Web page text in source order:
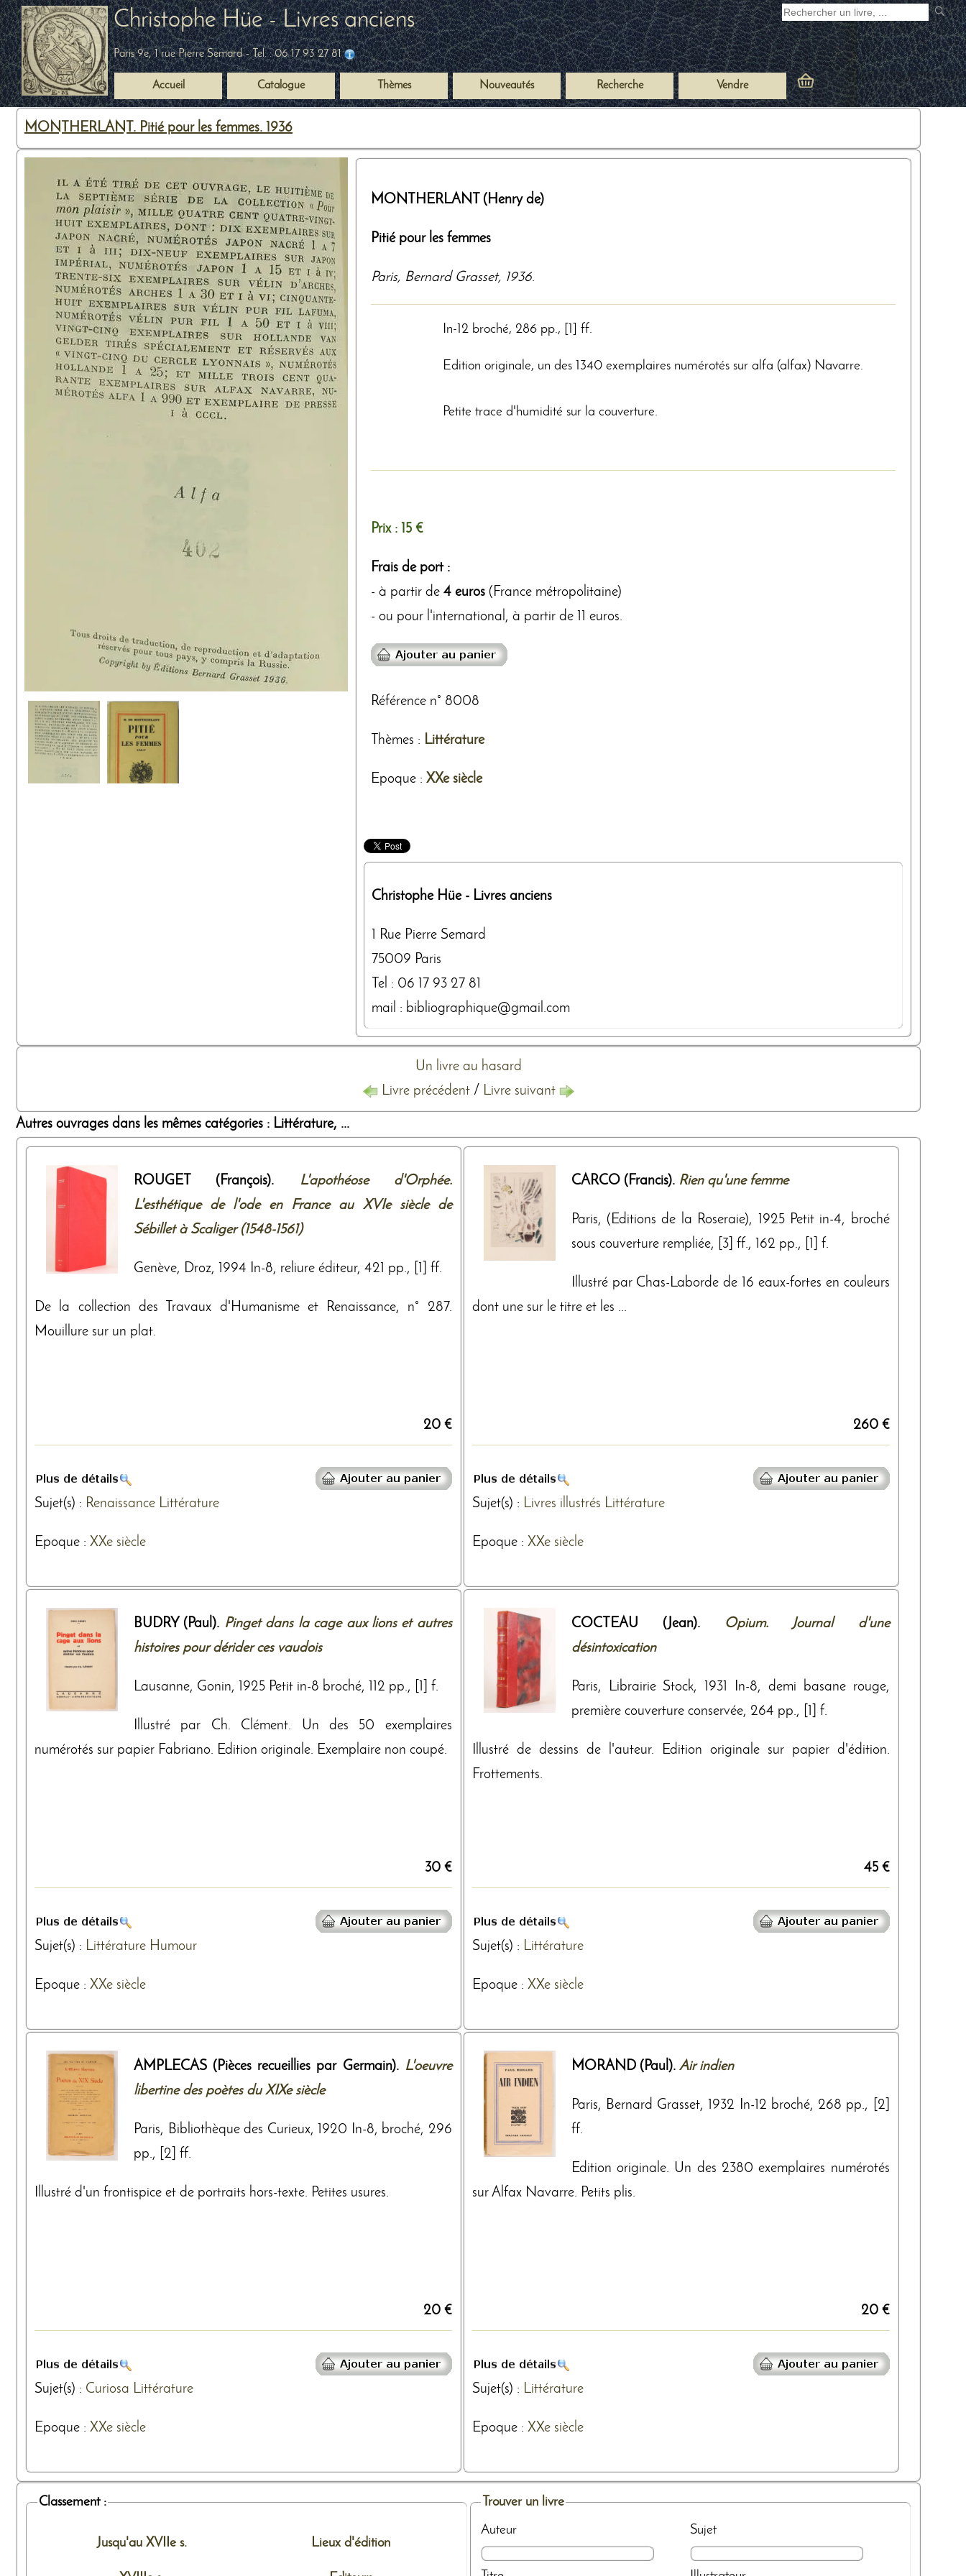
Christophe Hüe - Livres anciens
Paris 9e, 1 rue Pierre Semard- Tel. :06 17 93 27 81
Accueil Catalogue Thèmes Nouveautés Recherche Vendre
MONTHERLANT. Pitié pour les femmes. 1936
MONTHERLANT (Henry de)
Pitié pour les femmes
Paris, Bernard Grasset, 1936.
In-12 broché, 286 pp., [1] ff.
Edition originale, un des 1340 exemplaires numérotés sur alfa (alfax) Navarre.
Petite trace d'humidité sur la couverture.
Prix : 15 €
Frais de port :
- à partir de 4 euros (France métropolitaine)
- ou pour l'international, à partir de 11 euros.
Référence n° 8008
Thèmes : Littérature
Epoque : XXe siècle
Christophe Hüe- Livres anciens
1 Rue Pierre Semard
75009 Paris
Tel : 06 17 93 27 81
mail : bibliographique@gmail.com
Un livre au hasard
Livre précédent / Livre suivant
Autres ouvrages dans les mêmes catégories : Littérature, ...
ROUGET (François).
L'apothéose d'Orphée.
L'esthétique de l'ode en France au XVIe siècle de
Sébillet à Scaliger (1548-1561)
Genève, Droz, 1994 In-8, reliure éditeur, 421 pp., [1] ff.
De la collection des Travaux d'Humanisme et Renaissance, n° 287.
Mouillure sur un plat.
20 €
Sujet(s) : Renaissance Littérature
Epoque : XXe siècle
CARCO (Francis). Rien qu'une femme
Paris, (Editions de la Roseraie), 1925 Petit in-4, broché
sous couverture rempliée, [3] ff., 162 pp., [1] f.
Illustré par Chas-Laborde de 16 eaux-fortes en couleurs
dont une sur le titre et les ...
260 €
Sujet(s) : Livres illustrés Littérature
Epoque : XXe siècle
BUDRY (Paul). Pinget dans la cage aux lions et autres
histoires pour dérider ces vaudois
Lausanne, Gonin, 1925 Petit in-8 broché, 112 pp., [1] f.
Illustré par Ch. Clément. Un des 50 exemplaires
numérotés sur papier Fabriano. Edition originale. Exemplaire non coupé.
30 €
Sujet(s) : Littérature Humour
Epoque : XXe siècle
COCTEAU (Jean). Opium. Journal d'une
désintoxication
Paris, Librairie Stock, 1931 In-8, demi basane rouge,
première couverture conservée, 264 pp., [1] f.
Illustré de dessins de l'auteur. Edition originale sur papier d'édition.
Frottements.
45 €
Sujet(s) : Littérature
Epoque : XXe siècle
AMPLECAS (Pièces recueillies par Germain). L'oeuvre
libertine des poètes du XIXe siècle
Paris, Bibliothèque des Curieux, 1920 In-8, broché, 296
pp., [2] ff.
Illustré d'un frontispice et de portraits hors-texte. Petites usures.
20 €
Sujet(s) : Curiosa Littérature
Epoque : XXe siècle
MORAND (Paul). Air indien
Paris, Bernard Grasset, 1932 In-12 broché, 268 pp., [2]
ff.
Edition originale. Un des 2380 exemplaires numérotés
sur Alfax Navarre. Petits plis.
20 €
Sujet(s) : Littérature
Epoque : XXe siècle
Classement :
Jusqu'au XVIIe s. Lieux d'édition
Trouver un livre
Auteur
Sujet